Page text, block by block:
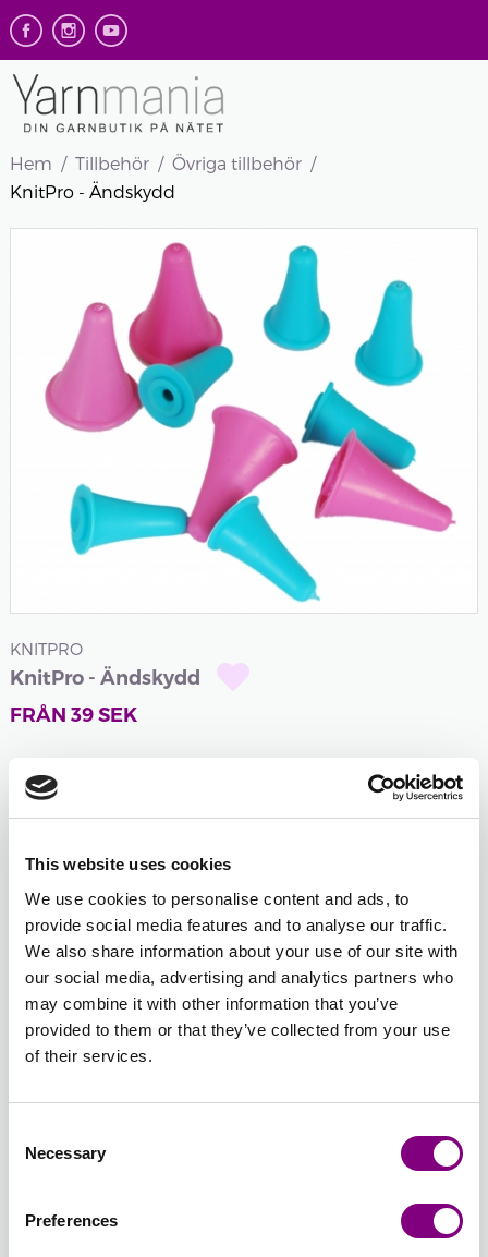
This website uses cookies
We use cookies to personalise content and ads, to
provide social media features and to analyse our traffic.
We also share information about your use of our site with
our social media, advertising and analytics partners who
may combine it with other information that you’ve
provided to them or that they’ve collected from your use
of their services.
Selection
Necessary
Preferences
Hem Tillbehör
Övriga tillbehör
KnitPro - Ändskydd
KNITPRO
KnitPro - Ändskydd
FRÅN 39SEK
Logga in och tjäna
när du köper den
här produkten.
börja tjäna!
Gummihylsor som skyddar spetsarna på stickorna så
att maskorna inte ramlar av under... läs mer
Antal